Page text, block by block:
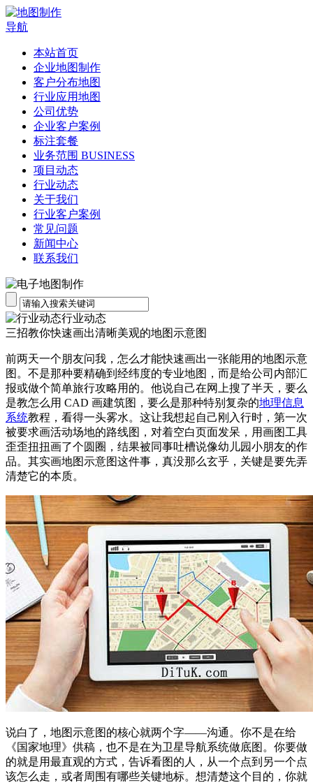
导航
本站首页
企业地图制作
客户分布地图
行业应用地图
公司优势
企业客户案例
标注套餐
业务范围 BUSINESS
项目动态
行业动态
关于我们
行业客户案例
常见问题
新闻中心
联系我们
行业动态
三招教你快速画出清晰美观的地图示意图
前两天一个朋友问我，怎么才能快速画出一张能用的地图示意
图。不是那种要精确到经纬度的专业地图，而是给公司内部汇
报或做个简单旅行攻略用的。他说自己在网上搜了半天，要么
是教怎么用 CAD 画建筑图，要么是那种特别复杂的地理信息
系统教程，看得一头雾水。这让我想起自己刚入行时，第一次
被要求画活动场地的路线图，对着空白页面发呆，用画图工具
歪歪扭扭画了个圆圈，结果被同事吐槽说像幼儿园小朋友的作
品。其实画地图示意图这件事，真没那么玄乎，关键是要先弄
清楚它的本质。
说白了，地图示意图的核心就两个字——沟通。你不是在给
《国家地理》供稿，也不是在为卫星导航系统做底图。你要做
的就是用最直观的方式，告诉看图的人，从一个点到另一个点
该怎么走，或者周围有哪些关键地标。想清楚这个目的，你就